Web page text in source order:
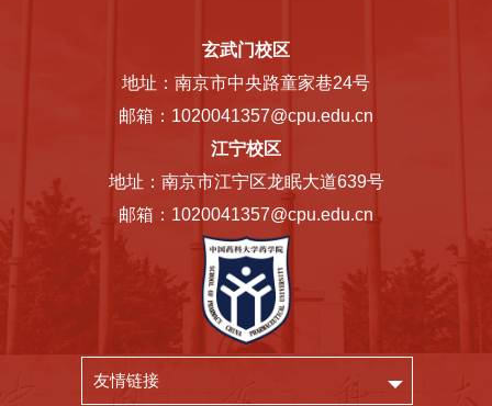
玄武门校区
地址：南京市中央路童家巷24号
邮箱：1020041357@cpu.edu.cn
江宁校区
地址：南京市江宁区龙眠大道639号
邮箱：1020041357@cpu.edu.cn
友情链接